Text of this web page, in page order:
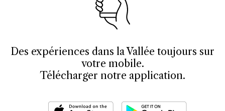
Des expériences dans la Vallée toujours sur
votre mobile.
Télécharger notre application.